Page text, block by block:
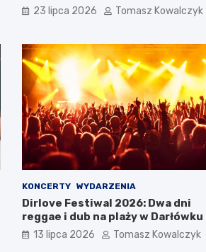
23 lipca 2026 Tomasz Kowalczyk
KONCERTY WYDARZENIA
Dirlove Festiwal 2026: Dwa dni
reggae i dub na plaży w Darłówku
13 lipca 2026 Tomasz Kowalczyk